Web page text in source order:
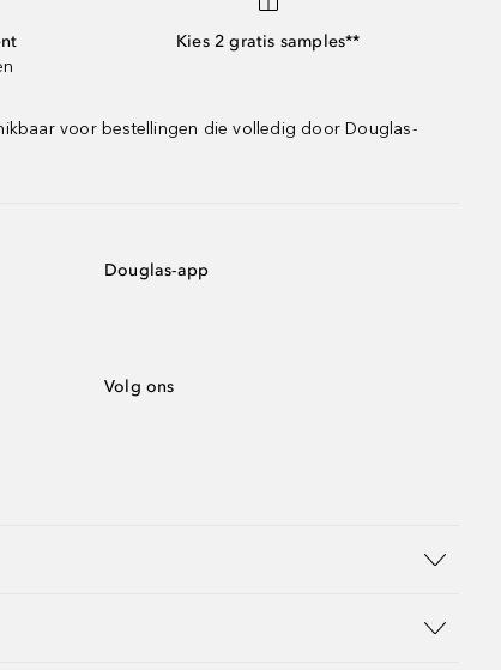
Kies 2 gratis samples**
voor bestellingen die volledig door Douglas-
Douglas-app
Volg ons